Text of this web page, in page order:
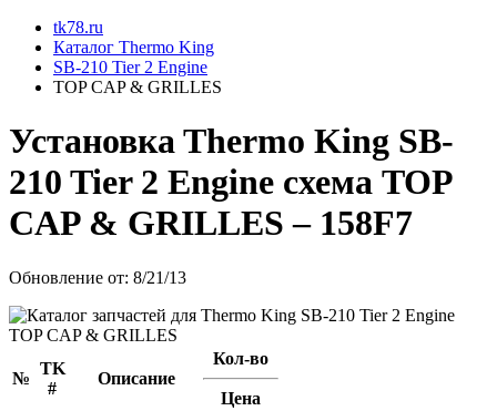
tk78.ru
Каталог Thermo King
SB-210 Tier 2 Engine
TOP CAP & GRILLES
Установкa Thermo King SB-
210 Tier 2 Engine схема TOP
CAP & GRILLES – 158F7
Обновление от: 8/21/13
№
TK
#
Описание
Кол-во
Цена